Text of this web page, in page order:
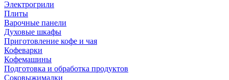
Электрогрили
Плиты
Варочные панели
Духовые шкафы
Приготовление кофе и чая
Кофеварки
Кофемашины
Подготовка и обработка продуктов
Соковыжималки